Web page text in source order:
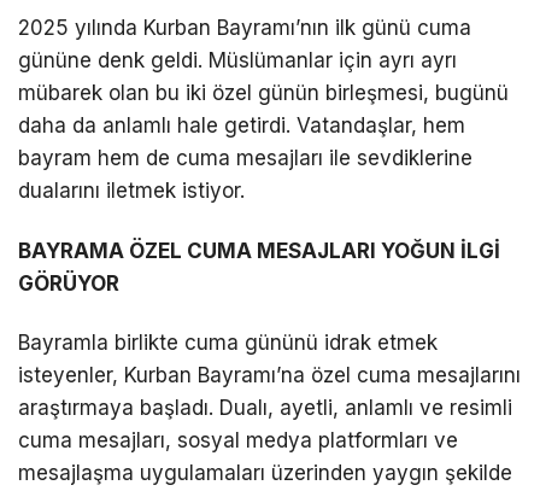
Youtube
TikTok
Telegram
2025 yılında Kurban Bayramı’nın ilk günü cuma
gününe denk geldi. Müslümanlar için ayrı ayrı
mübarek olan bu iki özel günün birleşmesi, bugünü
daha da anlamlı hale getirdi. Vatandaşlar, hem
bayram hem de cuma mesajları ile sevdiklerine
dualarını iletmek istiyor.
BAYRAMA ÖZEL CUMA MESAJLARI YOĞUN İLGİ
GÖRÜYOR
Bayramla birlikte cuma gününü idrak etmek
isteyenler, Kurban Bayramı’na özel cuma mesajlarını
araştırmaya başladı. Dualı, ayetli, anlamlı ve resimli
cuma mesajları, sosyal medya platformları ve
mesajlaşma uygulamaları üzerinden yaygın şekilde